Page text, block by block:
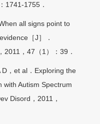
1741-1755．
all signs point to
［J］．
，47（1）：39．
D，et al．Exploring the
with Autism Spectrum
Disord，2011，